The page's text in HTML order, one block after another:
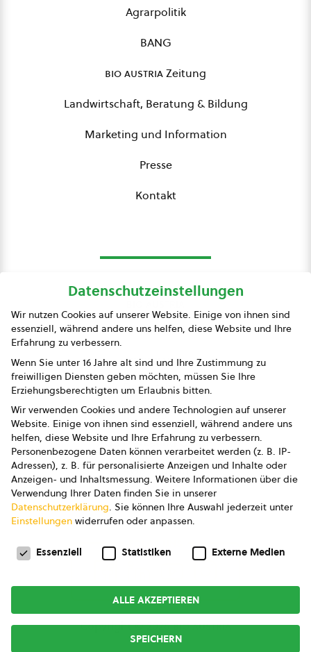
Agrarpolitik
BANG
bio austriaZeitung
Landwirtschaft, Beratung & Bildung
Marketing und Information
Presse
Kontakt
Presse
Impressum
Datenschutz
AGB
AGB Marketing GmbH
AGB Bildung
Newsletter
Copyright © 2026bio austria
Datenschutzeinstellungen
Wir nutzen Cookies auf unserer Website. Einige von ihnen sind
essenziell, während andere uns helfen, diese Website und Ihre
Erfahrung zu verbessern.
Wenn Sie unter 16 Jahre alt sind und Ihre Zustimmung zu
freiwilligen Diensten geben möchten, müssen Sie Ihre
Erziehungsberechtigten um Erlaubnis bitten.
Wir verwenden Cookies und andere Technologien auf unserer
Website. Einige von ihnen sind essenziell, während andere uns
helfen, diese Website und Ihre Erfahrung zu verbessern.
Personenbezogene Daten können verarbeitet werden (z. B. IP-
Adressen), z. B. für personalisierte Anzeigen und Inhalte oder
Anzeigen- und Inhaltsmessung. Weitere Informationen über die
Verwendung Ihrer Daten finden Sie in unserer
Datenschutzerklärung. Sie können Ihre Auswahl jederzeit unter
Einstellungen widerrufen oder anpassen.
Datenschutzeinstellungen
Essenziell Statistiken Externe Medien
ALLE AKZEPTIEREN
SPEICHERN